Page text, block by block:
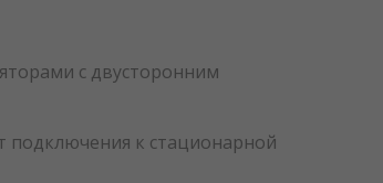
с двусторонним
подключения к стационарной